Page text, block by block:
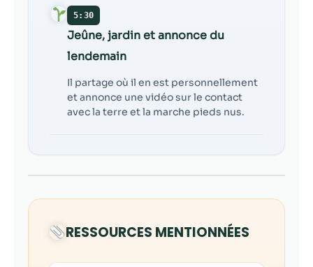
5:30
Jeûne, jardin et annonce du
lendemain
Il partage où il en est personnellement
et annonce une vidéo sur le contact
avec la terre et la marche pieds nus.
RESSOURCES MENTIONNÉES